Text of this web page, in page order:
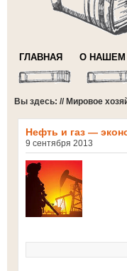
ГЛАВНАЯ О НАШЕМ
Вы здесь: // Мировое
Нефть и газ —
9 сентября 2013